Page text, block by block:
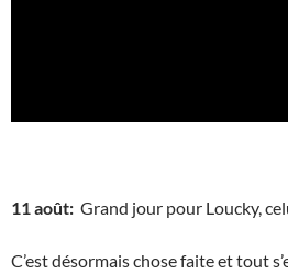
11 août: Grand jour pour Loucky,
C’est désormais chose faite et tout